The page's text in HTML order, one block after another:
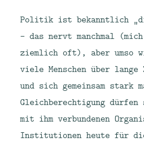
Politik ist bekanntlich
– das nervt manchmal
ziemlich oft), aber umso
viele Menschen über
und sich gemeinsam stark
Gleichberechtigung
mit ihm verbundenen
Institutionen heute für